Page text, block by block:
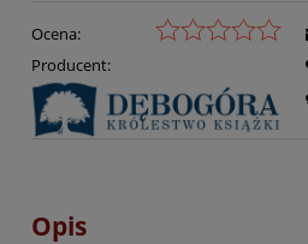
Ocena:
Producent:
Opis